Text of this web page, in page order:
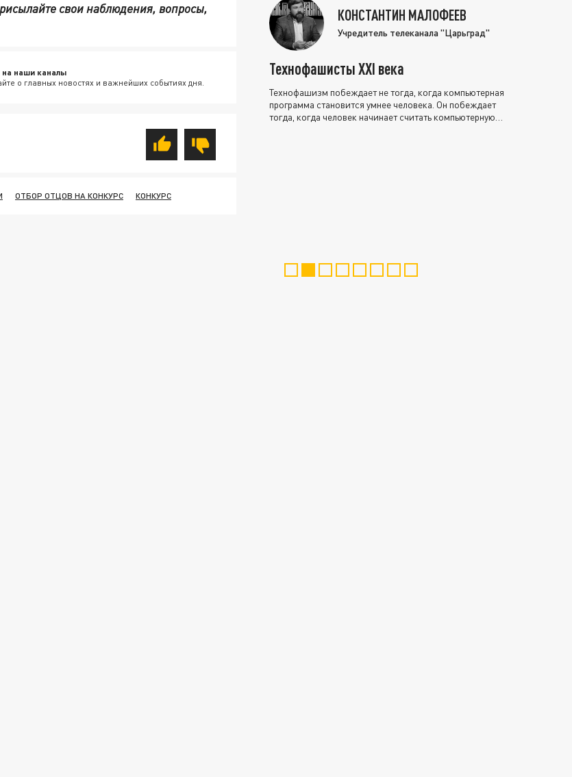
свои наблюдения, вопросы,
на наши каналы
о главных новостях и важнейших событиях дня.
ОТБОР ОТЦОВ НА КОНКУРС КОНКУРС
КОНСТАНТИН МАЛОФЕЕВ
Учредитель телеканала "Царьград"
Технофашисты XXI века
Технофашизм побеждает не тогда, когда компьютерная
программа становится умнее человека. Он побеждает
тогда, когда человек начинает считать компьютерную